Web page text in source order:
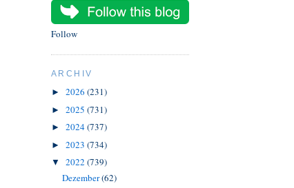
Follow
ARCHIV
► 2026 (231)
► 2025 (731)
► 2024(737)
► 2023 (734)
▼ 2022 (739)
Dezember(62)